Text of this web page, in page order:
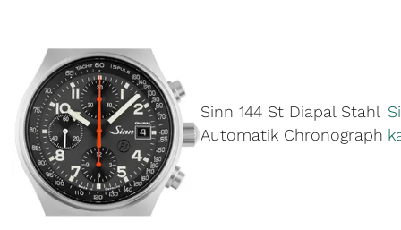
Sinn 144 St Diapal Stahl
Automatik Chronograph